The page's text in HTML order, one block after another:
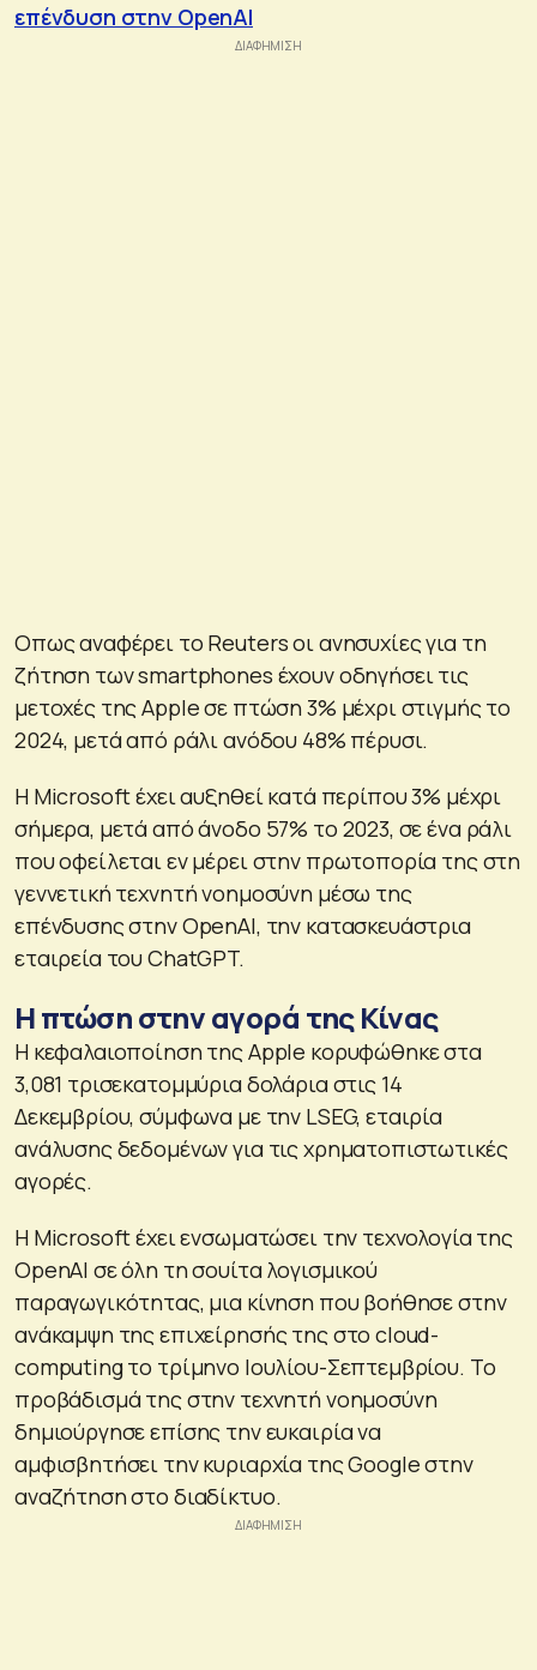
επένδυση στην OpenAI
Οπως αναφέρει το Reuters οι ανησυχίες για τη
ζήτηση των smartphones έχουν οδηγήσει τις
μετοχές της Apple σε πτώση 3% μέχρι στιγμής το
2024, μετά από ράλι ανόδου 48% πέρυσι.
Η Microsoft έχει αυξηθεί κατά περίπου 3% μέχρι
σήμερα, μετά από άνοδο 57% το 2023, σε ένα ράλι
που οφείλεται εν μέρει στην πρωτοπορία της στη
γεννετική τεχνητή νοημοσύνη μέσω της
επένδυσης στην OpenAI, την κατασκευάστρια
εταιρεία του ChatGPT.
Η πτώση στην αγορά της Κίνας
Η κεφαλαιοποίηση της Apple κορυφώθηκε στα
3,081 τρισεκατομμύρια δολάρια στις 14
Δεκεμβρίου, σύμφωνα με την LSEG, εταιρία
ανάλυσης δεδομένων για τις χρηματοπιστωτικές
αγορές.
Η Microsoft έχει ενσωματώσει την τεχνολογία της
OpenAI σε όλη τη σουίτα λογισμικού
παραγωγικότητας, μια κίνηση που βοήθησε στην
ανάκαμψη της επιχείρησής της στο cloud-
computing το τρίμηνο Ιουλίου-Σεπτεμβρίου. Το
προβάδισμά της στην τεχνητή νοημοσύνη
δημιούργησε επίσης την ευκαιρία να
αμφισβητήσει την κυριαρχία της Google στην
αναζήτηση στο διαδίκτυο.